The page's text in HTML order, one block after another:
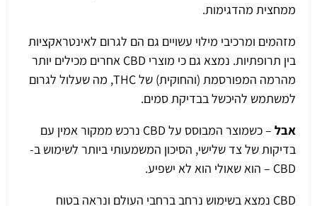
ממחצית מהדגימות.
מזהמים ומרכיבי מילוי עשויים גם הם לגרום לאינטראקציות
בין תרופתיות. נמצא גם כי מוצרי CBD אחרים מכילים יותר
מהרמה המפורסמת (והחוקית) של THC, מה שעלול לגרום
למשתמש להיכשל בבדיקת סמים.
אבל
– כשמוצר המבוסס על CBD נרכש ממקור אמין עם
בדיקות של צד שלישי, הסיכון המשמעותי ביותר לשימוש ב-
CBD – הוא שאולי הוא לא ישפיע.
CBD נמצא בשימוש נרחב ברחבי העולם ונראה בטוח